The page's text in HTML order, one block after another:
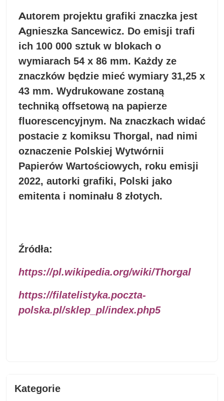
Autorem projektu grafiki znaczka jest
Agnieszka Sancewicz. Do emisji trafi
ich 100 000 sztuk w blokach o
wymiarach 54 x 86 mm. Każdy ze
znaczków będzie mieć wymiary 31,25 x
43 mm. Wydrukowane zostaną
techniką offsetową na papierze
fluorescencyjnym. Na znaczkach widać
postacie z komiksu Thorgal, nad nimi
oznaczenie Polskiej Wytwórnii
Papierów Wartościowych, roku emisji
2022, autorki grafiki, Polski jako
emitenta i nominału 8 złotych.
Źródła:
https://pl.wikipedia.org/wiki/Thorgal
https://filatelistyka.poczta-
polska.pl/sklep_pl/index.php5
Kategorie